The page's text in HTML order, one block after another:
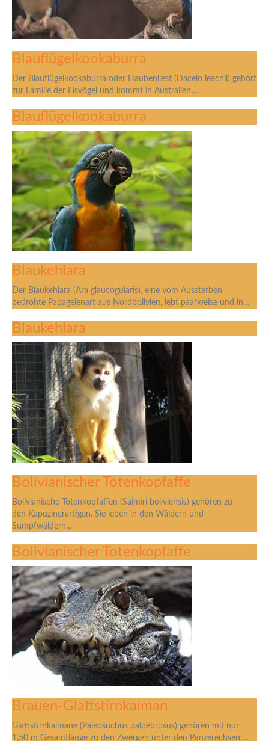
Blauflügelkookaburra
Der Blauflügelkookaburra oder Haubenliest (Dacelo leachii) gehört
zur Familie der Eisvögel und kommt in Australien,…
Blauflügelkookaburra
Blaukehlara
Der Blaukehlara (Ara glaucogularis), eine vom Aussterben
bedrohte Papageienart aus Nordbolivien, lebt paarweise und in…
Blaukehlara
Bolivianischer Totenkopfaffe
Bolivianische Totenkopfaffen (Saimiri boliviensis) gehören zu
den Kapuzinerartigen. Sie leben in den Wäldern und
Sumpfwäldern…
Bolivianischer Totenkopfaffe
Brauen-Glattstirnkaiman
Glattstirnkaimane (Paleosuchus palpebrosus) gehören mit nur
1,50 m Gesamtlänge zu den Zwergen unter den Panzerechsen,…